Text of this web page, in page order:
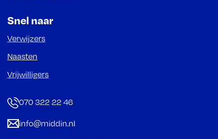
Snel naar
Verwijzers
Naasten
Vrijwilligers
070 322 22 46
info@middin.nl